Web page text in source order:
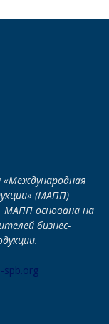
«Международная
(МАПП)
МАПП основана на
бизнес-
spb.org